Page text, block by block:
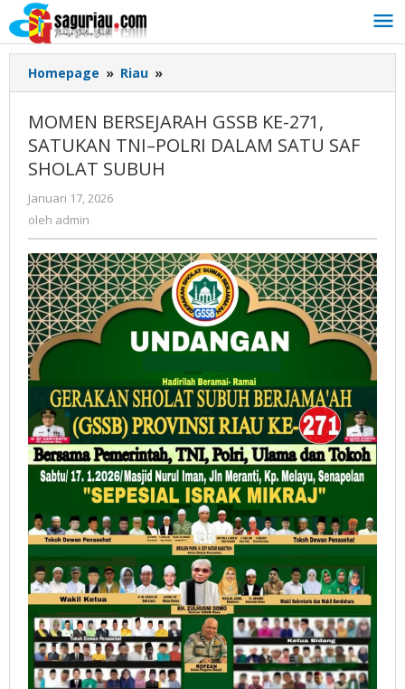
Lewati
ke
konten
Homepage » Riau »
BERSEJARAH
KE-
271,
SATU
SAF
SHOLAT
SUBUH
MOMEN BERSEJARAH GSSB KE-271,
SATUKAN TNI–POLRI DALAM SATU SAF
SHOLAT SUBUH
Januari 17, 2026
oleh admin